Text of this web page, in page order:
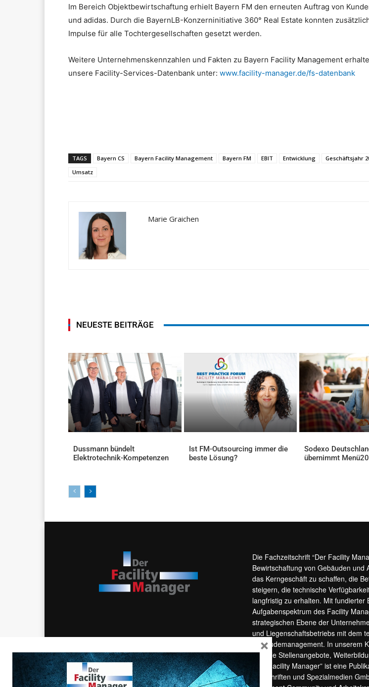
Im Bereich Objektbewirtschaftung erhielt Bayern FM den erneuten Auftrag von
und adidas. Durch die BayernLB-Konzerninitiative 360° Real Estate konnten
Impulse für alle Tochtergesellschaften gesetzt werden.
Weitere Unternehmenskennzahlen und Fakten zu Bayern Facility Management
unsere Facility-Services-Datenbank unter: www.facility-manager.de/fs-datenbank
TAGS Bayern CS Bayern Facility Management Bayern FM EBIT Entwicklung Geschäftsjahr
Umsatz
Marie Graichen
NEUESTE BEITRÄGE
Dussmann bündelt
Elektrotechnik-Kompetenzen
Ist FM-Outsourcing immer die
beste Lösung?
Sodexo
übernimmt
Die Fachzeitschrift “Der Facility
Bewirtschaftung von Gebäuden
das Kerngeschäft zu schaffen, die
steigern, die technische
langfristig zu erhalten. Mit fundierter
Aufgabenspektrum des Facility
strategischen Ebene der
und Liegenschaftsbetriebs mit dem
Gebäudemanagement. In
aktuelle Stellenangebote,
“Der Facility Manager” ist eine
Zeitschriften und Spezialmedien
×